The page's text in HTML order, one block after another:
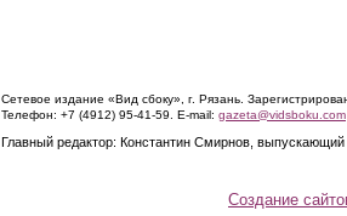
Сетевое издание «Вид сбоку», г. Рязань.
Телефон: +7 (4912) 95-41-59. E-mail: gazeta@vidsboku.com
Главный редактор: Константин Смирнов,
Создание